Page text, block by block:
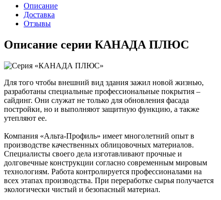
Описание
Доставка
Отзывы
Описание серии КАНАДА ПЛЮС
Для того чтобы внешний вид здания зажил новой жизнью,
разработаны специальные профессиональные покрытия –
сайдинг. Они служат не только для обновления фасада
постройки, но и выполняют защитную функцию, а также
утепляют ее.
Компания «Альта-Профиль» имеет многолетний опыт в
производстве качественных облицовочных материалов.
Специалисты своего дела изготавливают прочные и
долговечные конструкции согласно современным мировым
технологиям. Работа контролируется профессионалами на
всех этапах производства. При переработке сырья получается
экологически чистый и безопасный материал.